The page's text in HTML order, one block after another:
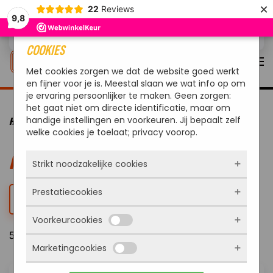
9,8
22 Reviews ×
Overslaan en naar de inhoud gaan
HOME PIZZA OVENS
PIZZA OVENS
FILTER
5 Resultaten
COOKIES
Met cookies zorgen we dat de website goed werkt
en fijner voor je is. Meestal slaan we wat info op om
je ervaring persoonlijker te maken. Geen zorgen:
het gaat niet om directe identificatie, maar om
handige instellingen en voorkeuren. Jij bepaalt zelf
welke cookies je toelaat; privacy voorop.
Strikt noodzakelijke cookies
Deze cookies zorgen ervoor dat de website
überhaupt werkt. Ze zijn dus altijd actief en
kunnen niet worden uitgezet. Meestal worden
ze alleen geplaatst als jij iets doet, zoals
inloggen, een formulier invullen of je
privacyvoorkeuren opslaan. Je kunt je browser
zo instellen dat hij deze cookies blokkeert of je
Prestatiecookies
Met deze cookies zien we hoe vaak onze site
bezocht wordt, waar bezoekers vandaan
komen en welke pagina’s populair zijn. Zo
kunnen we de website blijven verbeteren.
Voorkeurcookies
Deze cookies onthouden jouw voorkeuren.
Bijvoorbeeld taalkeuze of ingevulde gegevens.
Marketingcookies